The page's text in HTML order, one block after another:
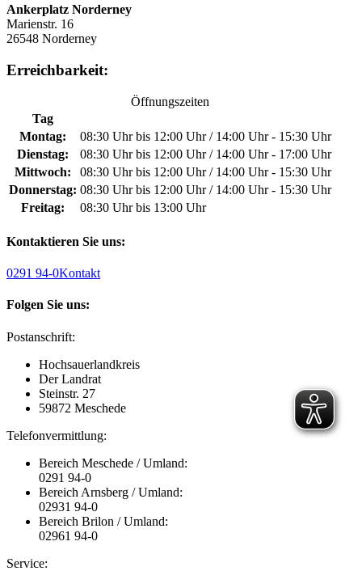
Ankerplatz Norderney
Marienstr. 16
26548 Norderney
Erreichbarkeit:
Öffnungszeiten
Tag
Montag:
08:30 Uhr bis 12:00 Uhr / 14:00 Uhr - 15:30 Uhr
Dienstag:
08:30 Uhr bis 12:00 Uhr / 14:00 Uhr - 17:00 Uhr
Mittwoch:
08:30 Uhr bis 12:00 Uhr / 14:00 Uhr - 15:30 Uhr
Donnerstag: 08:30 Uhr bis 12:00 Uhr / 14:00 Uhr - 15:30 Uhr
Freitag:
08:30 Uhr bis 13:00 Uhr
Kontaktieren Sie uns:
0291 94-0Kontakt
Folgen Sie uns:
Postanschrift:
Hochsauerlandkreis
Der Landrat
Steinstr. 27
59872 Meschede
Telefonvermittlung:
Bereich Meschede / Umland:
0291 94-0
Bereich Arnsberg / Umland:
02931 94-0
Bereich Brilon / Umland:
02961 94-0
Service: